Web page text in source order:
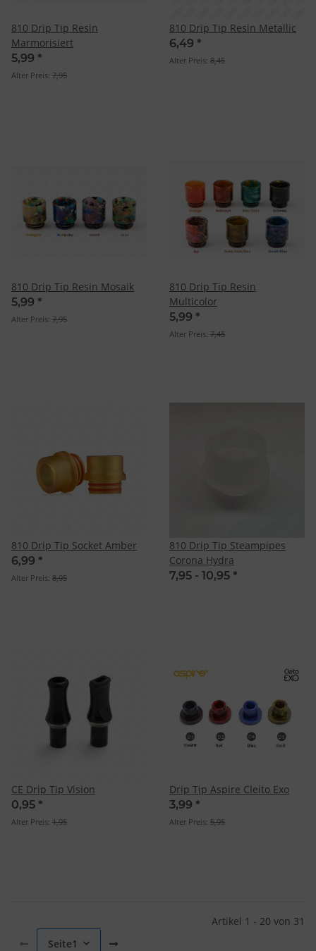
810 Drip Tip Resin
Marmorisiert
5,99 *
Alter Preis: 7,95
810 Drip Tip Resin Metallic
6,49 *
Alter Preis: 8,45
810 Drip Tip Resin Mosaik
5,99 *
Alter Preis: 7,95
810 Drip Tip Resin
Multicolor
5,99 *
Alter Preis: 7,45
810 Drip Tip Socket Amber
6,99 *
Alter Preis: 8,95
810 Drip Tip Steampipes
Corona Hydra
7,95 - 10,95 *
CE Drip Tip Vision
0,95 *
Alter Preis: 1,95
Drip Tip Aspire Cleito Exo
3,99 *
Alter Preis: 5,95
Artikel 1 - 20 von 31
Seite1